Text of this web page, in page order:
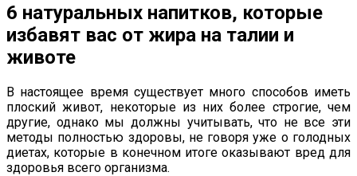
6 натуральных напитков, которые
избавят вас от жира на талии и
животе
В настоящее время существует много способов иметь
плоский живот, некоторые из них более строгие, чем
другие, однако мы должны учитывать, что не все эти
методы полностью здоровы, не говоря уже о голодных
диетах, которые в конечном итоге оказывают вред для
здоровья всего организма.